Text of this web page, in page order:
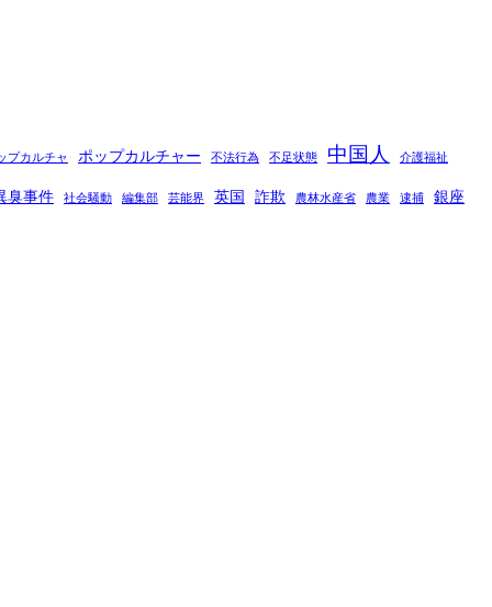
プカルチャ ポップカルチャー 不法行為 不足状態 中国人 介護福祉
臭事件 社会騒動 編集部 芸能界 英国 詐欺 農林水産省 農業 逮捕 銀座